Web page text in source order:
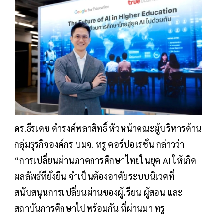
ดร.ธีรเดช ดำรงค์พลาสิทธิ์ หัวหน้าคณะผู้บริหารด้าน
กลุ่มธุรกิจองค์กร บมจ. ทรู คอร์ปอเรชั่น กล่าวว่า
“การเปลี่ยนผ่านภาคการศึกษาไทยในยุค AI ให้เกิด
ผลลัพธ์ที่ยั่งยืน จำเป็นต้องอาศัยระบบนิเวศที่
สนับสนุนการเปลี่ยนผ่านของผู้เรียน ผู้สอน และ
สถาบันการศึกษาไปพร้อมกัน ที่ผ่านมา ทรู